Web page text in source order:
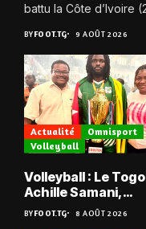
battu la Côte d’Ivoire
BYFOOT.TG 9 AOÛT 2026
Actualité
Omnisport
Volleyball
Volleyball : Le
Achille Samani,
champion du Bénin !
BYFOOT.TG 8 AOÛT 2026